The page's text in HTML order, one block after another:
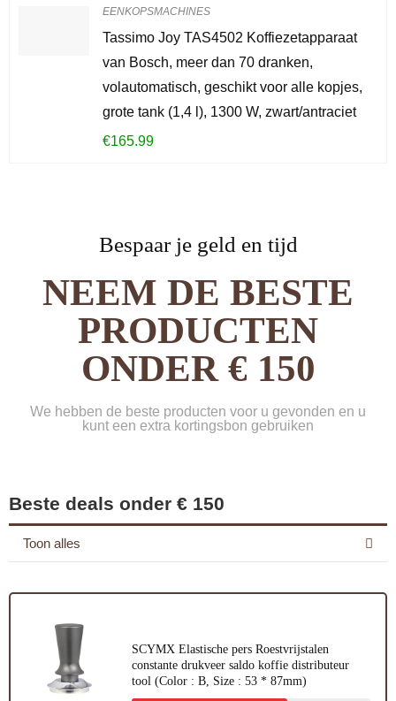
EENKOPSMACHINES
Tassimo Joy TAS4502 Koffiezetapparaat
van Bosch, meer dan 70 dranken,
volautomatisch, geschikt voor alle kopjes,
grote tank (1,4 l), 1300 W, zwart/antraciet
€165.99
Bespaar je geld en tijd
NEEM DE BESTE
PRODUCTEN
ONDER € 150
We hebben de beste producten voor u gevonden en u
kunt een extra kortingsbon gebruiken
Beste deals onder € 150
Toon alles
SCYMX Elastische pers Roestvrijstalen
constante drukveer saldo koffie distributeur
tool (Color : B, Size : 53 * 87mm)